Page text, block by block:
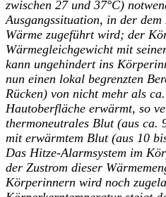
zwischen 27 und 37°C)
Ausgangssituation, in der
Wärme zugeführt wird; der
Wärmegleichgewicht mit
kann ungehindert ins
nun einen lokal begrenzten
Rücken) von nicht mehr als
Hautoberfläche erwärmt, so
thermoneutrales Blut (aus ca.
mit erwärmtem Blut (aus 10
Das Hitze-Alarmsystem im
der Zustrom dieser
Körperinnern wird noch